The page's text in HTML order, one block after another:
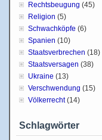
Rechtsbeugung (45)
Religion (5)
Schwachköpfe (6)
Spanien (10)
Staatsverbrechen (18)
Staatsversagen (38)
Ukraine (13)
Verschwendung (15)
Völkerrecht(14)
Schlagwörter